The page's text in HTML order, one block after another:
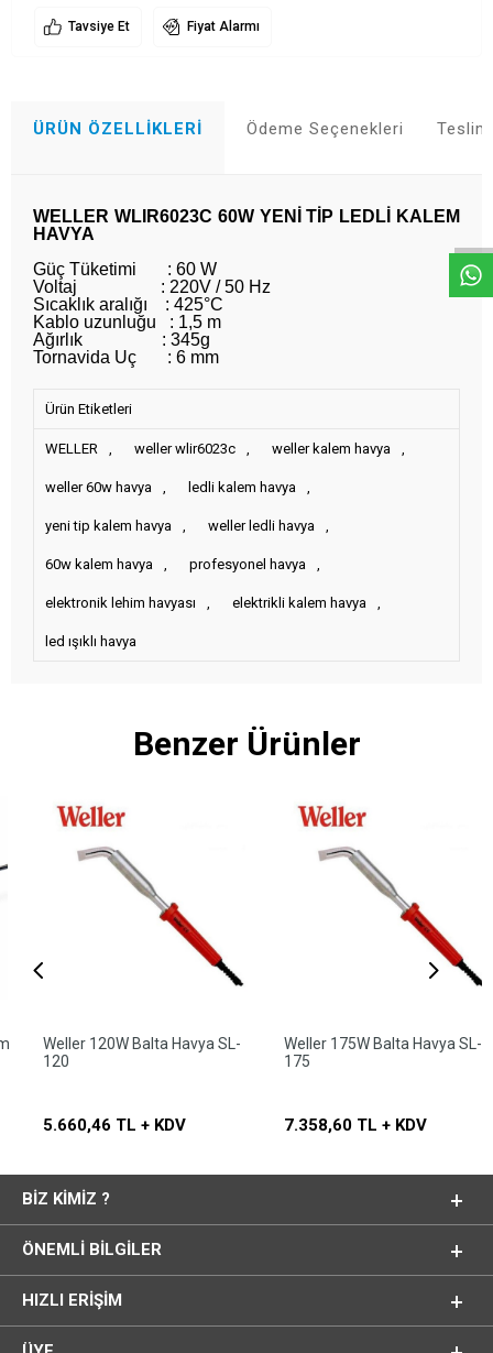
Tavsiye Et Fiyat Alarmı
ÜRÜN ÖZELLIKLERI Ödeme Seçenekleri
WELLER WLIR6023C 60W YENİ TİP LEDLİ KALEM
HAVYA
Güç Tüketimi : 60 W
Voltaj : 220V / 50 Hz
Sıcaklık aralığı : 425°C
Kablo uzunluğu : 1,5 m
Ağırlık : 345g
Tornavida Uç : 6 mm
Ürün Etiketleri
WELLER , weller wlir6023c , weller kalem havya ,
weller 60w havya , ledli kalem havya ,
yeni tip kalem havya , weller ledli havya ,
60w kalem havya , profesyonel havya ,
elektronik lehim havyası , elektrikli kalem havya ,
led ışıklı havya
Benzer Ürünler
Weller 120W Balta Havya SL-
120
5.660,46 TL + KDV
Weller 175W Balta Havya SL-
175
7.358,60 TL + KDV
BIZ KIMIZ ?
ÖNEMLI BILGILER
HIZLI ERIŞIM